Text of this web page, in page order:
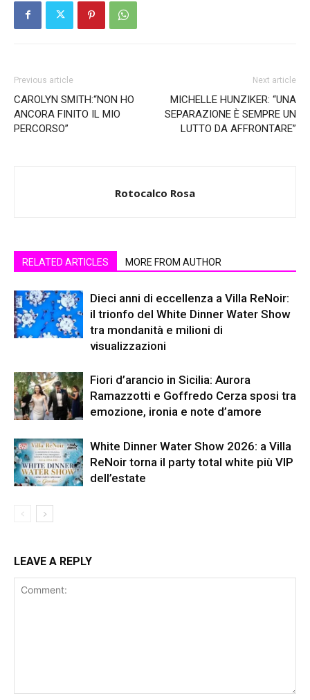
Previous article
CAROLYN SMITH:“NON HO
ANCORA FINITO IL MIO
PERCORSO”
Next article
MICHELLE HUNZIKER: “UNA
SEPARAZIONE È SEMPRE UN
LUTTO DA AFFRONTARE”
Rotocalco Rosa
RELATED ARTICLES MORE FROM AUTHOR
Dieci anni di eccellenza a Villa ReNoir:
il trionfo del White Dinner Water Show
tra mondanità e milioni di
visualizzazioni
Fiori d’arancio in Sicilia: Aurora
Ramazzotti e Goffredo Cerza sposi tra
emozione, ironia e note d’amore
White Dinner Water Show 2026: a Villa
ReNoir torna il party total white più VIP
dell’estate
LEAVE A REPLY